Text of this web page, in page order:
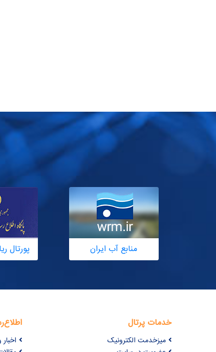
منابع آب ایران پورتال
خدمات پرتال
میزخدمت الکترونیک